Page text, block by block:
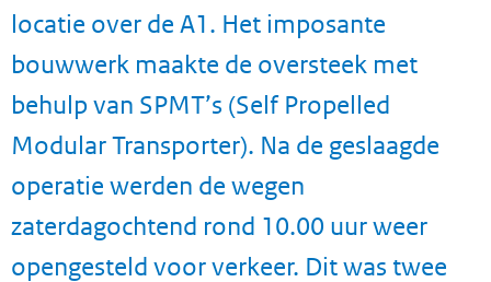
locatie over de A1. Het imposante
bouwwerk maakte de oversteek met
behulp van SPMT’s (Self Propelled
Modular Transporter). Na de geslaagde
operatie werden de wegen
zaterdagochtend rond 10.00 uur weer
opengesteld voor verkeer. Dit was twee